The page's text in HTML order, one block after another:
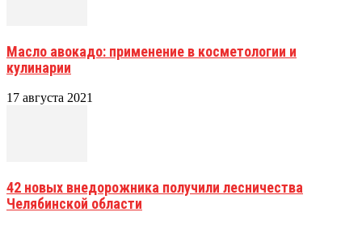
Масло авокадо: применение в косметологии и
кулинарии
17 августа 2021
42 новых внедорожника получили лесничества
Челябинской области